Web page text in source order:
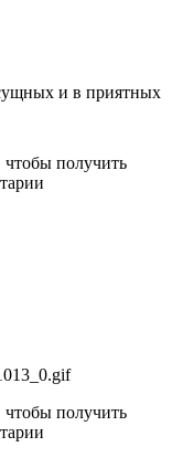
и в приятных
чтобы получить
чтобы получить